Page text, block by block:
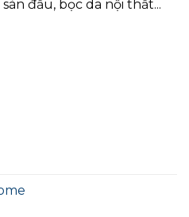
đấu, bọc da nội thất...